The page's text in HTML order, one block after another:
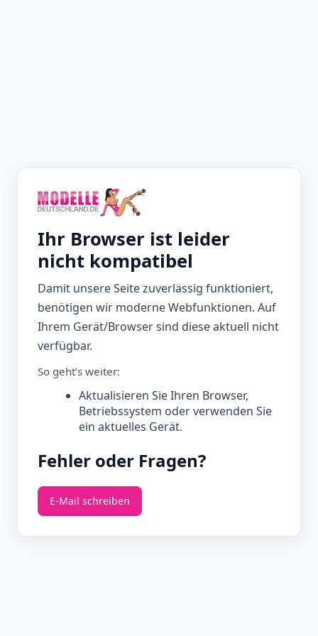
Ihr Browser ist leider
nicht kompatibel
Damit unsere Seite zuverlässig funktioniert,
benötigen wir moderne Webfunktionen. Auf
Ihrem Gerät/Browser sind diese aktuell nicht
verfügbar.
So geht’s weiter:
Aktualisieren Sie Ihren Browser,
Betriebssystem oder verwenden Sie
ein aktuelles Gerät.
Fehler oder Fragen?
E‑Mail schreiben